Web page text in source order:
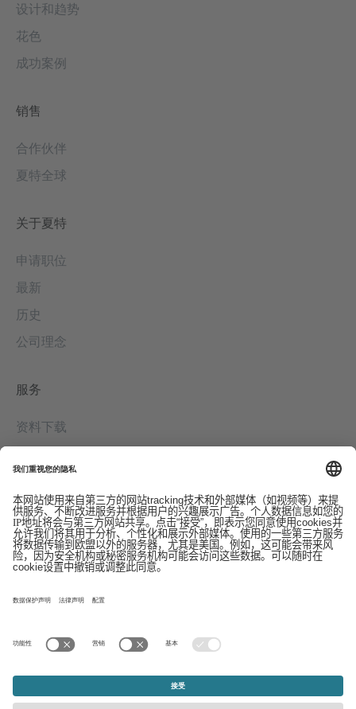
设计和趋势
花色
成功案例
销售
合作伙伴
夏特全球
关于夏特
申请职位
最新
历史
公司理念
服务
资料下载
版本信息
举报系统
条款